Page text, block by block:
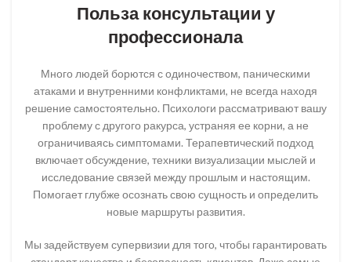
Польза консультации у
профессионала
Много людей борются с одиночеством, паническими
атаками и внутренними конфликтами, не всегда находя
решение самостоятельно. Психологи рассматривают вашу
проблему с другого ракурса, устраняя ее корни, а не
ограничиваясь симптомами. Терапевтический подход
включает обсуждение, техники визуализации мыслей и
исследование связей между прошлым и настоящим.
Помогает глубже осознать свою сущность и определить
новые маршруты развития.
Мы задействуем супервизии для того, чтобы гарантировать